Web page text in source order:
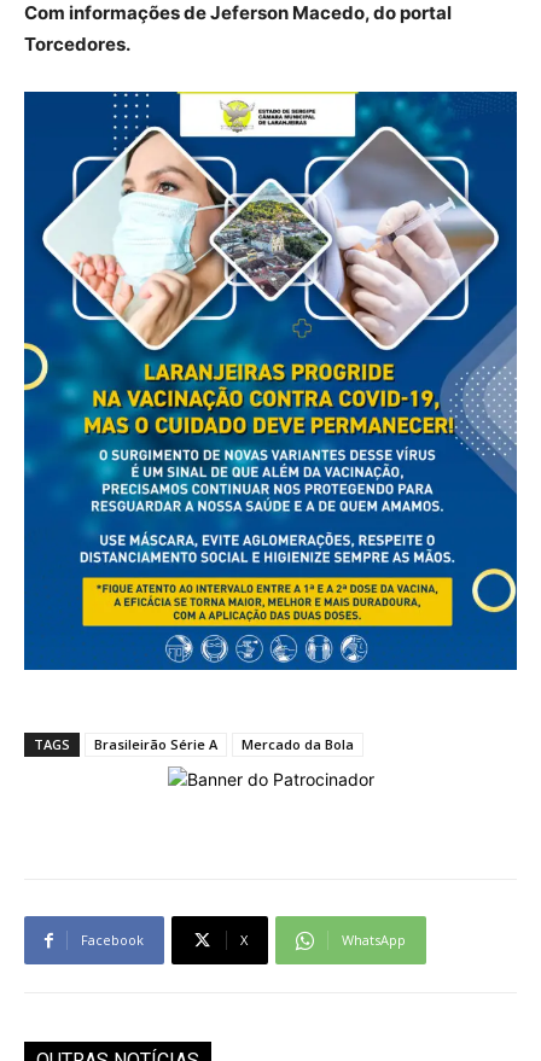
Com informações de Jeferson Macedo, do portal
Torcedores.
TAGS Brasileirão Série A Mercado da Bola
Facebook X WhatsApp